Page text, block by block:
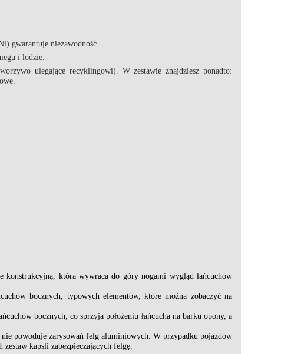
gwarantuje niezawodność.
i lodzie.
ulegające recyklingowi). W zestawie znajdziesz ponadto:
konstrukcyjną, która wywraca do góry nogami wygląd łańcuchów
bocznych, typowych elementów, które można zobaczyć na
bocznych, co sprzyja położeniu łańcucha na barku opony, a
powoduje zarysowań felg aluminiowych. W przypadku pojazdów
kapsli zabezpieczających felgę.